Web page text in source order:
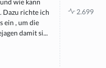
wie kann
Dazu richte ich
ein , um die
damit si...
2.699